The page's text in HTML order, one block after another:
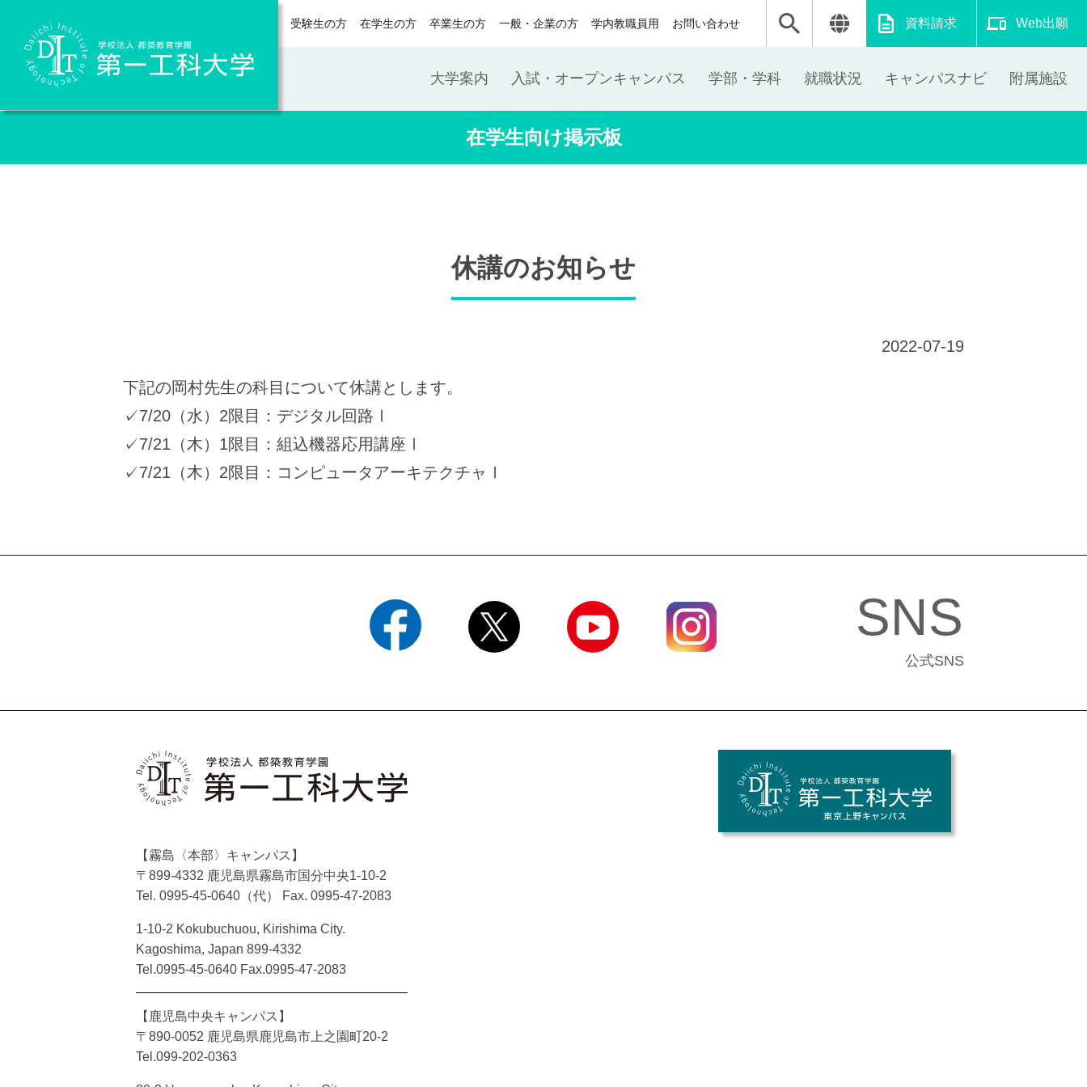
受験生の方 在学生の方 卒業生の方 一般・企業の方 学内教職員用 お問い合わせ 資料請求 Web出願
Daiichi Institute of Technology 大学案内 入試・オープンキャンパス 学部・学科 就職状況 キャンパスナビ 附属施設
在学生向け掲示板
休講のお知らせ
2022-07-19
下記の岡村先生の科目について休講とします。
✓7/20（水）2限目：デジタル回路Ⅰ
✓7/21（木）1限目：組込機器応用講座Ⅰ
✓7/21（木）2限目：コンピュータアーキテクチャⅠ
SNS
公式SNS
【霧島〈本部〉キャンパス】
〒899-4332 鹿児島県霧島市国分中央1-10-2
Tel. 0995-45-0640（代）
Fax. 0995-47-2083
1-10-2 Kokubuchuou, Kirishima City.
Kagoshima, Japan 899-4332
Tel.0995-45-0640 Fax.0995-47-2083
【鹿児島中央キャンパス】
〒890-0052 鹿児島県鹿児島市上之園町20-2
Tel.099-202-0363